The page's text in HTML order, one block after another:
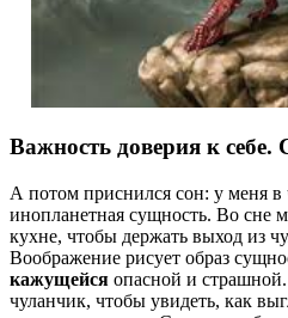
Важность доверия к себе.
А потом приснился сон: у меня в
инопланетная сущность. Во сне
кухне, чтобы держать выход из
Воображение рисует образ
кажущейся опасной и
чуланчик, чтобы увидеть, как